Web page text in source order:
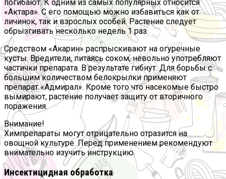
погибают. К одним из самых популярных относится
«Актара». С его помощью можно избавиться как от
личинок, так и взрослых особей. Растение следует
обрызгивать несколько недель 1 раз.
Средством «Акарин» распрыскивают на огуречные
кусты. Вредители, питаясь соком, невольно употребляют
частички препарата. В результате гибнут. Для борьбы с
большим количеством белокрылки применяют
препарат «Адмирал». Кроме того что насекомые быстро
вымирают, растение получает защиту от вторичного
поражения.
Внимание!
Химпрепараты могут отрицательно отразится на
овощной культуре. Перед применением рекомендуют
внимательно изучить инструкцию.
Инсектицидная обработка